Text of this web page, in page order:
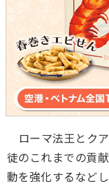
ローマ法王とク
徒のこれまでの貢
動を強化するなど